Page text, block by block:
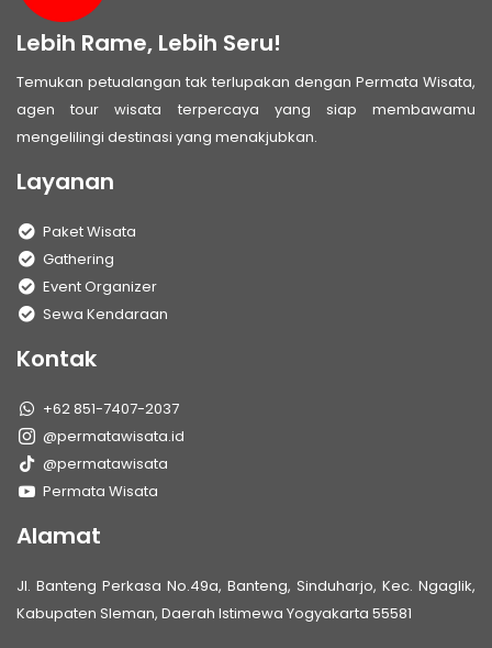
Lebih Rame, Lebih Seru!
Temukan petualangan tak terlupakan dengan Permata Wisata,
agen tour wisata terpercaya yang siap membawamu
mengelilingi destinasi yang menakjubkan.
Layanan
Paket Wisata
Gathering
Event Organizer
Sewa Kendaraan
Kontak
+62 851-7407-2037
@permatawisata.id
@permatawisata
Permata Wisata
Alamat
Jl. Banteng Perkasa No.49a, Banteng, Sinduharjo, Kec. Ngaglik,
Kabupaten Sleman, Daerah Istimewa Yogyakarta 55581